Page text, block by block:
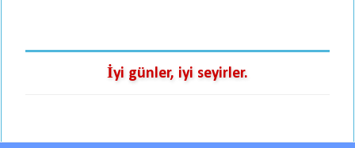
İyi günler, iyi seyirler.